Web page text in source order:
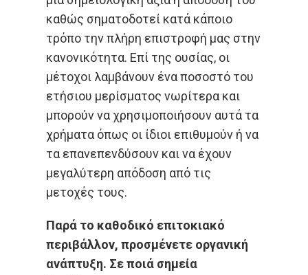
καθώς σηματοδοτεί κατά κάποιο
τρόπο την πλήρη επιστροφή μας στην
κανονικότητα. Επί της ουσίας, οι
μέτοχοι λαμβάνουν ένα ποσοστό του
ετήσιου μερίσματος νωρίτερα και
μπορούν να χρησιμοποιήσουν αυτά τα
χρήματα όπως οι ίδιοι επιθυμούν ή να
τα επανεπενδύσουν και να έχουν
μεγαλύτερη απόδοση από τις
μετοχές τους.
Παρά το καθοδικό επιτοκιακό
περιβάλλον, προσμένετε οργανική
ανάπτυξη. Σε ποιά σημεία